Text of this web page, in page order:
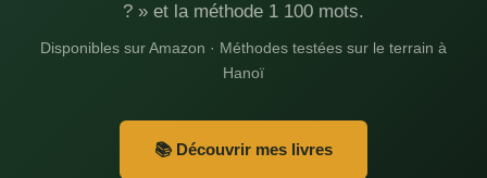
? » et la méthode 1 100 mots.
Disponibles sur Amazon · Méthodes testées sur le terrain à
Hanoï
📚 Découvrir mes livres